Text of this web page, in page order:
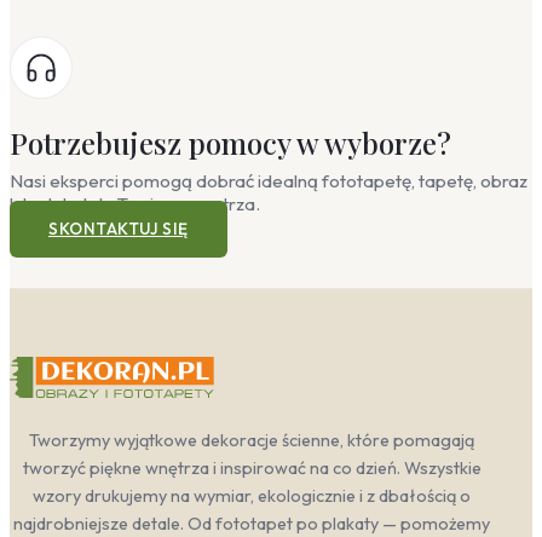
Potrzebujesz pomocy w wyborze?
Nasi eksperci pomogą dobrać idealną fototapetę, tapetę, obraz
lub plakat do Twojego wnętrza.
SKONTAKTUJ SIĘ
Tworzymy wyjątkowe dekoracje ścienne, które pomagają
tworzyć piękne wnętrza i inspirować na co dzień. Wszystkie
wzory drukujemy na wymiar, ekologicznie i z dbałością o
najdrobniejsze detale. Od fototapet po plakaty — pomożemy